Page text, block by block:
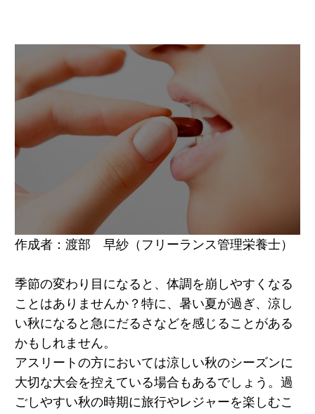
作成者：渡部 早紗（フリーランス管理栄養士）
季節の変わり目になると、体調を崩しやすくなる
ことはありませんか？特に、暑い夏が過ぎ、涼し
い秋になると急にだるさなどを感じることがある
かもしれません。
アスリートの方においては涼しい秋のシーズンに
大切な大会を控えている場合もあるでしょう。過
ごしやすい秋の時期に旅行やレジャーを楽しむこ